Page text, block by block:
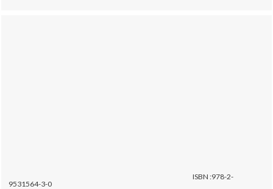
ISBN :978-2-
9531564-3-0